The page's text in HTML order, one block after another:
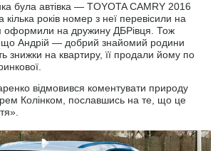
була автівка — TOYOTA CAMRY 2016
кілька років номер з неї перевісили на
оформили на дружину ДБРівця. Тож
Андрій — добрий знайомий родини
знижки на квартиру, її продали йому по
відмовився коментувати природу
Колінком, пославшись на те, що це